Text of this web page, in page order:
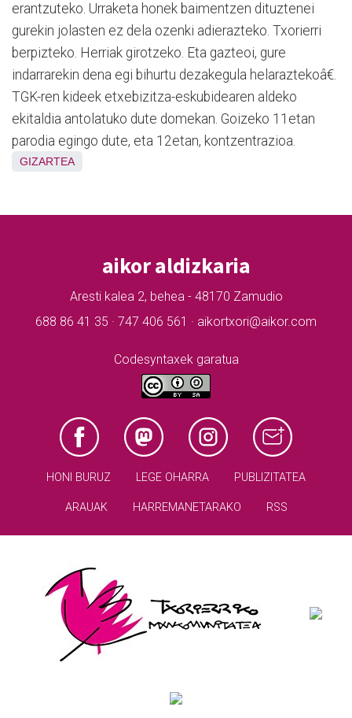
erantzuteko. Urraketa honek baimentzen dituztenei
gurekin jolasten ez dela ozenki adierazteko. Txorierri
berpizteko. Herriak girotzeko. Eta gazteoi, gure
indarrarekin dena egi bihurtu dezakegula helaraztekoâ€.
TGK-ren kideek etxebizitza-eskubidearen aldeko
ekitaldia antolatuko dute domekan. Goizeko 11etan
parodia egingo dute, eta 12etan, kontzentrazioa.
GIZARTEA
aikor aldizkaria
Aresti kalea 2, behea - 48170 Zamudio
688 86 41 35 · 747 406 561 · aikortxori@aikor.com
Codesyntaxek garatua
HONI BURUZ LEGE OHARRA PUBLIZITATEA
ARAUAK HARREMANETARAKO RSS